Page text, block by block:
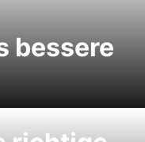
bessere